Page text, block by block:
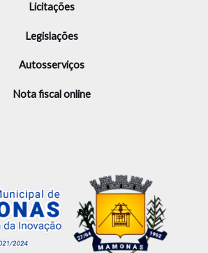
Licitações
Legislações
Autosserviços
Nota fiscal online